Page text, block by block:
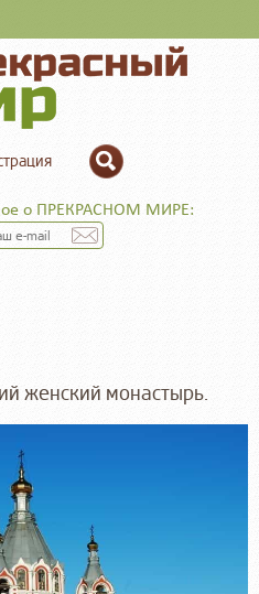
о ПРЕКРАСНОМ МИРЕ:
женский монастырь.